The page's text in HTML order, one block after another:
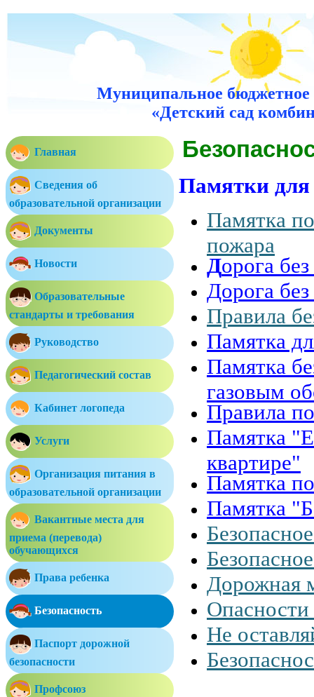
Муниципальное бюджетное
«Детский сад
Главная
Сведения об
образовательной организации
Документы
Новости
Образовательные
стандарты и требования
Руководство
Педагогический состав
Кабинет логопеда
Услуги
Организация питания в
образовательной организации
Вакантные места для
приема (перевода)
обучающихся
Права ребенка
Безопасность
Паспорт дорожной
безопасности
Профсоюз
Памятки для
Памятка
пожара
Дорога
Дорога
Правила
Памятка
Памятка
газовым
Правила
Памятка
квартире"
Памятка
Памятка
Дорожная
Не